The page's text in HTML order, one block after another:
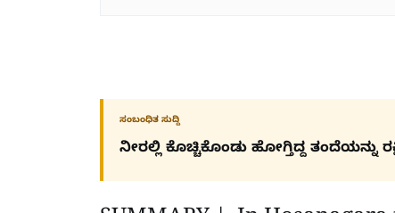
ಸಂಬಂಧಿತ ಸುದ್ದಿ
ನೀರಲ್ಲಿ ಕೊಚ್ಚಿಕೊಂಡು ಹೋಗ್ತಿದ್ದ